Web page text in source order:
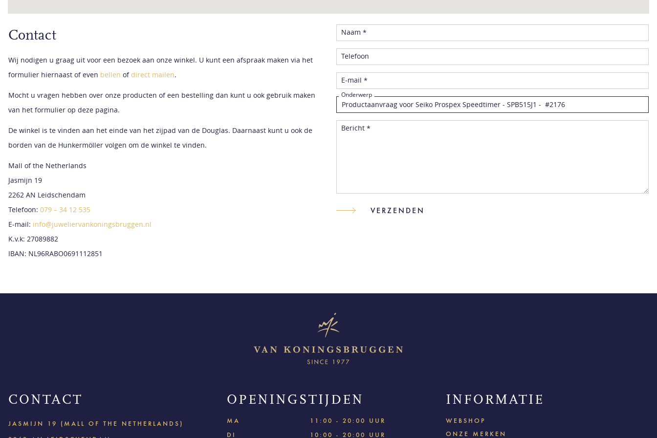
Contact
Wij nodigen u graag uit voor een bezoek aan onze winkel. U kunt een afspraak maken via het
formulier hiernaast of even bellen ofdirect mailen.
Mocht u vragen hebben over onze producten of een bestelling dan kunt u ook gebruik maken
van het formulier op deze pagina.
De winkel is te vinden aan het einde van het zijpad van de Douglas. Daarnaast kunt u ook de
borden van de Hunkermöller volgen om de winkel te vinden.
Mall of the Netherlands
Jasmijn 19
2262 AN Leidschendam
Telefoon: 079 – 34 12 535
E-mail: info@juweliervankoningsbruggen.nl
K.v.k: 27089882
IBAN: NL96RABO0691112851
Naam *
Telefoon
E-mail *
Onderwerp
Bericht *
CONTACT
JASMIJN 19 (MALL OF THE NETHERLANDS)
OPENINGSTIJDEN
MA
11:00 - 20:00 UUR
DI
10:00 - 20:00 UUR
INFORMATIE
WEBSHOP
ONZE MERKEN